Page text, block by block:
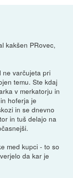
kakšen PRovec,
ne varčujeta pri
temu. Ste kdaj
v merkatorju in
hoferja je
in se dnevno
in tuš delajo na
med kupci - to so
da kar je